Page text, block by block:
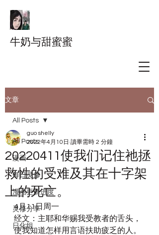
牛奶与甜蜜蜜
文章
All Posts
漫画
每日灵修
漫画更新进度
灵修分享
日化组
All Posts
20220411使我们记住祂拯
救性的受难及其在十字架
上的死亡。
guo shelly
2022年4月10日 讀畢需時 2 分鐘
4月11日周一
经文：主耶和华赐我受教者的舌头，
使我知道怎样用言语扶助疲乏的人。